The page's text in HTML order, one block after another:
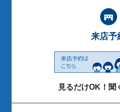
来店予
見るだけOK！聞